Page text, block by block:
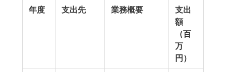
年度 支出先 業務概要
支出
額
（百
万
円）